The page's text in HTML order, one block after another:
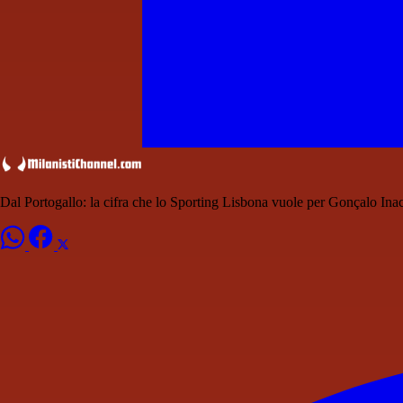
Dal Portogallo: la cifra che lo Sporting Lisbona vuole per Gonçalo